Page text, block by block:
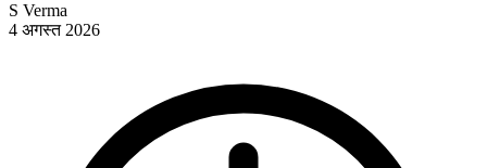
S Verma
4 अगस्त 2026